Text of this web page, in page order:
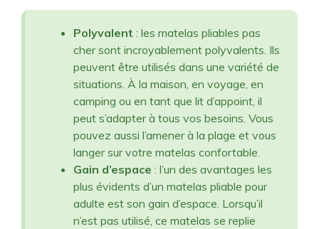
Polyvalent : les matelas pliables pas
cher sont incroyablement polyvalents. Ils
peuvent être utilisés dans une variété de
situations. À la maison, en voyage, en
camping ou en tant que lit d’appoint, il
peut s’adapter à tous vos besoins. Vous
pouvez aussi l’amener à la plage et vous
langer sur votre matelas confortable.
Gain d’espace : l’un des avantages les
plus évidents d’un matelas pliable pour
adulte est son gain d’espace. Lorsqu’il
n’est pas utilisé, ce matelas se replie